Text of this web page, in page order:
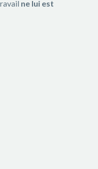
ne lui est